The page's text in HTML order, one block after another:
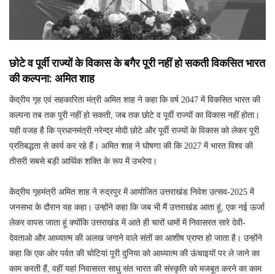
छोटे व पूर्वी राज्यों के विकास के बगैर पूरी नहीं हो सकती विकसित भारत
की कल्पना: अमित शाह
केंद्रीय गृह एवं सहकारिता मंत्री अमित शाह ने कहा कि वर्ष 2047 में विकसित भारत की
कल्पना तब तक पूरी नहीं हो सकती, जब तक छोटे व पूर्वी राज्यों का विकास नहीं होता।
यही वजह है कि प्रधानमंत्री नरेन्द्र मोदी छोटे और पूर्वी राज्यों के विकास को लेकर पूरी
प्रतिबद्धता से कार्य कर रहे हैं। अमित शाह ने घोषणा की कि 2027 में भारत विश्व की
तीसरी सबसे बड़ी आर्थिक शक्ति के रूप में उभरेगा।
केंद्रीय गृहमंत्री अमित शाह ने रुद्रपुर में आयोजित उत्तराखंड निवेश उत्सव-2025 में
जनसभा के दौरान यह कहा। उन्होंने कहा कि जब भी मैं उत्तराखंड आता हूं, एक नई ऊर्जा
लेकर वापस जाता हूं क्योंकि उत्तराखंड में आते ही चारों धामों में निवासरत सारे देवी-
देवताओ और आध्यात्म की अलख जगाने वाले संतों का आशीष प्राप्त हो जाता है। उन्होंने
कहा कि एक ओर पर्वत की चोटियां पूरी दुनिया को आध्यात्म की ऊंचाइयों पर ले जाने का
काम करती हैं, वहीं यहां निवासरत साधु संत भारत की संस्कृति को मजबूत करने का काम